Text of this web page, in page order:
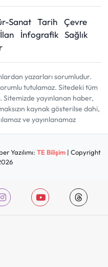
Sanat Tarih
Çevre
İnfografik Sağlık
yazarları sorumludur.
tutulamaz. Sitedeki tüm
Sitemizde yayınlanan haber,
kaynak gösterilse dahi,
ve yayınlanamaz
Yazılımı: TE Bilişim| Copyright